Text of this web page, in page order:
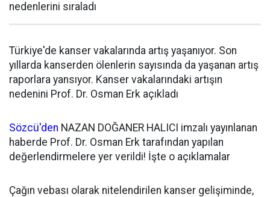
nedenlerini sıraladı
Türkiye'de kanser vakalarında artış yaşanıyor. Son
yıllarda kanserden ölenlerin sayısında da yaşanan artış
raporlara yansıyor. Kanser vakalarındaki artışın
nedenini Prof. Dr. Osman Erk açıkladı
Sözcü'den NAZAN DOĞANER HALICI imzalı yayınlanan
haberde Prof. Dr. Osman Erk tarafından yapılan
değerlendirmelere yer verildi! İşte o açıklamalar
Çağın vebası olarak nitelendirilen kanser gelişiminde,